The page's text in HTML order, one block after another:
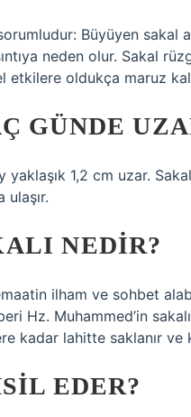
Büyüyen
neden olur. Sakal
etkilere oldukça maruz
GÜNDE
yaklaşık 1,2 cm uzar.
NEDIR?
ilham ve sohbet
Hz. Muhammed’in
kadar lahitte saklanır ve
EDER?